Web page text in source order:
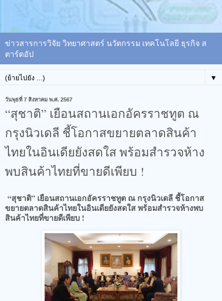
ข่าวสารการวิจัย วิทยาศาสตร์ นวัตกรรม เทคโนโลยี ธุรกิจ ส
ตาร์ตอัป
▼
วันพุธที่ 7 สิงหาคม พ.ศ. 2567
“สุชาติ” เยือนสถานเอกอัครราชทูต ณ
กรุงนิวเดลี ชี้โอกาสขยายตลาดสินค้า
ไทยในอินเดียยังสดใส พร้อมสำรวจห้าง
พบสินค้าไทยที่ขายดีเพียบ !
“สุชาติ” เยือนสถานเอกอัครราชทูต ณ กรุงนิวเดลี ชี้โอกาส
ขยายตลาดสินค้าไทยในอินเดียยังสดใส พร้อมสำรวจห้างพบ
สินค้าไทยที่ขายดีเพียบ !